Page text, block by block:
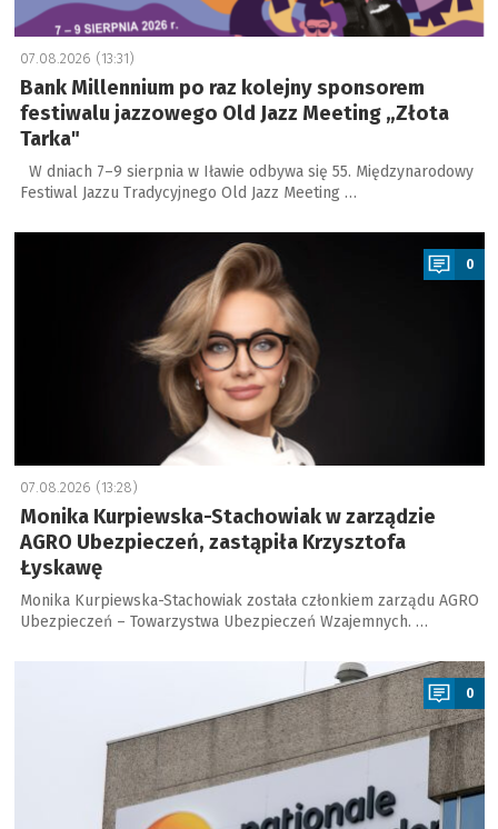
07.08.2026 (13:31)
Bank Millennium po raz kolejny sponsorem
festiwalu jazzowego Old Jazz Meeting „Złota
Tarka"
W dniach 7–9 sierpnia w Iławie odbywa się 55. Międzynarodowy
Festiwal Jazzu Tradycyjnego Old Jazz Meeting …
a
0
07.08.2026 (13:28)
Monika Kurpiewska-Stachowiak w zarządzie
AGRO Ubezpieczeń, zastąpiła Krzysztofa
Łyskawę
Monika Kurpiewska-Stachowiak została członkiem zarządu AGRO
Ubezpieczeń – Towarzystwa Ubezpieczeń Wzajemnych. …
0